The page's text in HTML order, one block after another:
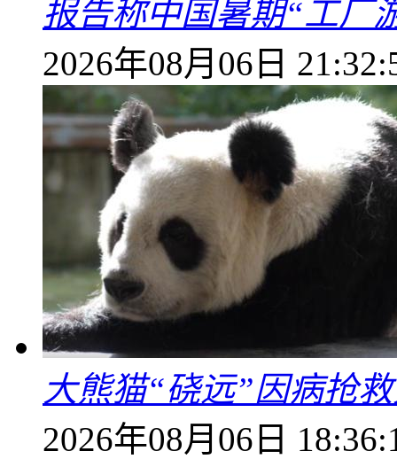
报告称中国暑期“工厂
2026年08月06日
大熊猫“硗远”因病抢
2026年08月06日